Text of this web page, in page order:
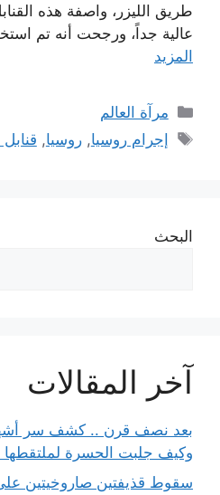
طريق الليزر، واصفة هذه
عالية جداً، ورجحت أنه تم
المزيد
التصنيفات
مرآة العالم
الوسوم
إجرام روسيا,روسيا,
البحث
آخر المقالات
بعد نصف قرن .. كشف سر
وكيف جلبت الحسرة لملتقطها
سقوط قذيفتين صاروخيتين على